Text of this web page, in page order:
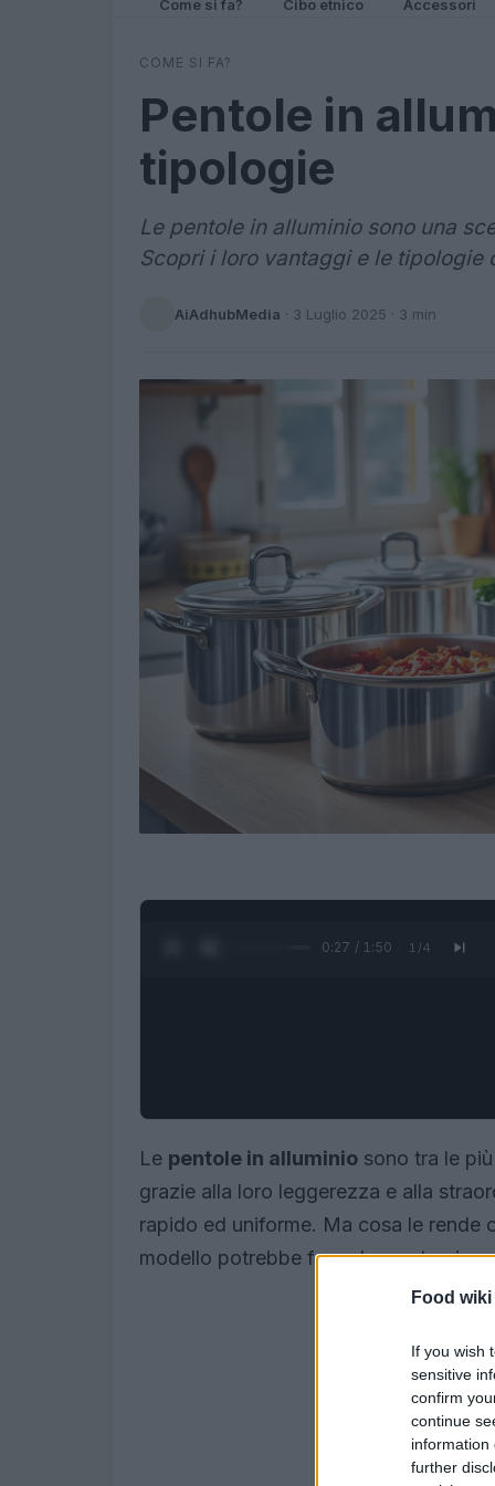
Food wiki
If you wish
sensitive
confirm
continue
information
further
Come si fa? Cibo etnico Accessori
COME SI FA?
Pentole in
tipologie
Le pentole in alluminio sono una
Scopri i loro vantaggi e le tipologie
AiAdhubMedia · 3 Luglio 2025 · 3 min
0:28 / 1:50 1 /4
Le pentole in alluminio sono tra le
grazie alla loro leggerezza e alla
rapido ed uniforme. Ma cosa le rende
modello potrebbe fare al caso tuo in